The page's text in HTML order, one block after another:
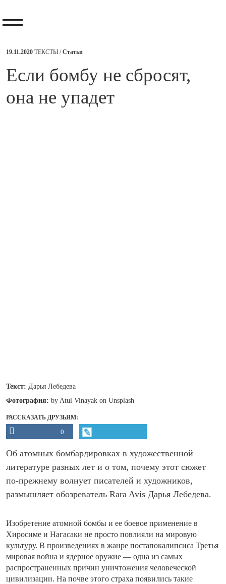
19.11.2020 ТЕКСТЫ /Статьи
​Если бомбу не сбросят,
она не упадет
Текст: Дарья Лебедева
Фотография: by Atul Vinayak on Unsplash
РАССКАЗАТЬ ДРУЗЬЯМ:
0
Об атомных бомбардировках в художественной
литературе разных лет и о том, почему этот сюжет
по-прежнему волнует писателей и художников,
размышляет обозреватель Rara Avis Дарья Лебедева.
Изобретение атомной бомбы и ее боевое применение в
Хиросиме и Нагасаки не просто повлияли на мировую
культуру. В произведениях в жанре постапокалипсиса Третья
мировая война и ядерное оружие — одна из самых
распространенных причин уничтожения человеческой
цивилизации. На почве этого страха появились такие